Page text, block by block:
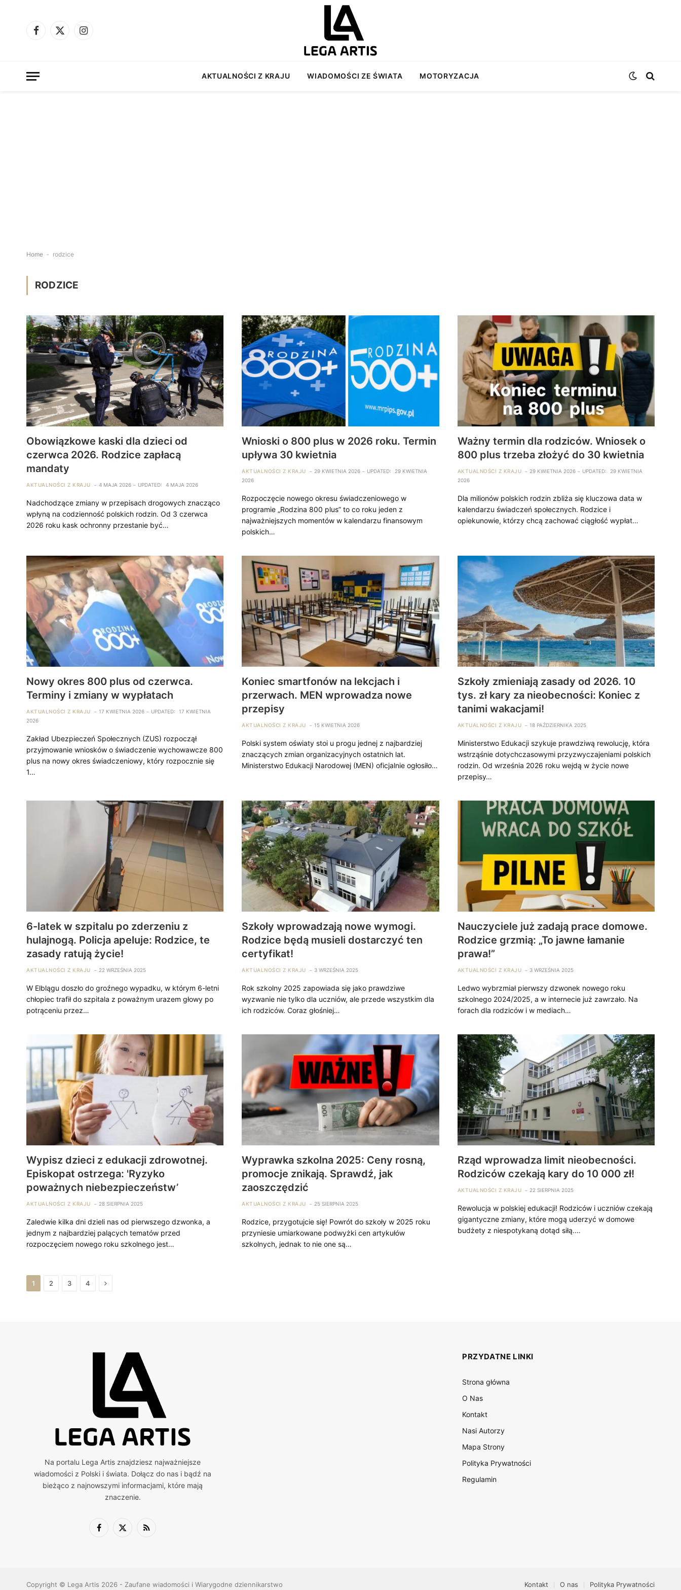
Facebook
X
Instagram
AKTUALNOŚCI Z KRAJU WIADOMOŚCI ZE ŚWIATA MOTORYZACJA
Home - rodzice
RODZICE
Obowiązkowe kaski dla dzieci od
czerwca 2026. Rodzice zapłacą
mandaty
AKTUALNOŚCI Z KRAJU 4 MAJA 2026 UPDATED: 4 MAJA 2026
Nadchodzące zmiany w przepisach drogowych znacząco
wpłyną na codzienność polskich rodzin. Od 3 czerwca
2026 roku kask ochronny przestanie być…
Wnioski o 800 plus w 2026 roku. Termin
upływa 30 kwietnia
AKTUALNOŚCI Z KRAJU 29 KWIETNIA 2026 UPDATED:
29 KWIETNIA
2026
Rozpoczęcie nowego okresu świadczeniowego w
programie „Rodzina 800 plus” to co roku jeden z
najważniejszych momentów w kalendarzu finansowym
polskich…
Ważny termin dla rodziców. Wniosek o
800 plus trzeba złożyć do 30 kwietnia
AKTUALNOŚCI Z KRAJU 29 KWIETNIA 2026 UPDATED:
29 KWIETNIA
2026
Dla milionów polskich rodzin zbliża się kluczowa data w
kalendarzu świadczeń społecznych. Rodzice i
opiekunowie, którzy chcą zachować ciągłość wypłat…
Nowy okres 800 plus od czerwca.
Terminy i zmiany w wypłatach
AKTUALNOŚCI Z KRAJU 17 KWIETNIA 2026 UPDATED:
17 KWIETNIA
2026
Zakład Ubezpieczeń Społecznych (ZUS) rozpoczął
przyjmowanie wniosków o świadczenie wychowawcze 800
plus na nowy okres świadczeniowy, który rozpocznie się
1…
Koniec smartfonów na lekcjach i
przerwach. MEN wprowadza nowe
przepisy
AKTUALNOŚCI Z KRAJU 15 KWIETNIA 2026
Polski system oświaty stoi u progu jednej z najbardziej
znaczących zmian organizacyjnych ostatnich lat.
Ministerstwo Edukacji Narodowej (MEN) oficjalnie ogłosiło…
Szkoły zmieniają zasady od 2026. 10
tys. zł kary za nieobecności: Koniec z
tanimi wakacjami!
AKTUALNOŚCI Z KRAJU 18 PAŹDZIERNIKA 2025
Ministerstwo Edukacji szykuje prawdziwą rewolucję, która
wstrząśnie dotychczasowymi przyzwyczajeniami polskich
rodzin. Od września 2026 roku wejdą w życie nowe
przepisy…
6-latek w szpitalu po zderzeniu z
hulajnogą. Policja apeluje: Rodzice, te
zasady ratują życie!
AKTUALNOŚCI Z KRAJU 22 WRZEŚNIA 2025
W Elblągu doszło do groźnego wypadku, w którym 6-letni
chłopiec trafił do szpitala z poważnym urazem głowy po
potrąceniu przez…
Szkoły wprowadzają nowe wymogi.
Rodzice będą musieli dostarczyć ten
certyfikat!
AKTUALNOŚCI Z KRAJU 3 WRZEŚNIA 2025
Rok szkolny 2025 zapowiada się jako prawdziwe
wyzwanie nie tylko dla uczniów, ale przede wszystkim dla
ich rodziców. Coraz głośniej…
Nauczyciele już zadają prace domowe.
Rodzice grzmią: „To jawne łamanie
prawa!”
AKTUALNOŚCI Z KRAJU 3 WRZEŚNIA 2025
Ledwo wybrzmiał pierwszy dzwonek nowego roku
szkolnego 2024/2025, a w internecie już zawrzało. Na
forach dla rodziców i w mediach…
Wypisz dzieci z edukacji zdrowotnej.
Episkopat ostrzega: 'Ryzyko
poważnych niebezpieczeństw’
AKTUALNOŚCI Z KRAJU 28 SIERPNIA 2025
Zaledwie kilka dni dzieli nas od pierwszego dzwonka, a
jednym z najbardziej palących tematów przed
rozpoczęciem nowego roku szkolnego jest…
Wyprawka szkolna 2025: Ceny rosną,
promocje znikają. Sprawdź, jak
zaoszczędzić
AKTUALNOŚCI Z KRAJU 25 SIERPNIA 2025
Rodzice, przygotujcie się! Powrót do szkoły w 2025 roku
przyniesie umiarkowane podwyżki cen artykułów
szkolnych, jednak to nie one są…
Rząd wprowadza limit nieobecności.
Rodziców czekają kary do 10 000 zł!
AKTUALNOŚCI Z KRAJU 22 SIERPNIA 2025
Rewolucja w polskiej edukacji! Rodziców i uczniów czekają
gigantyczne zmiany, które mogą uderzyć w domowe
budżety z niespotykaną dotąd siłą.…
1 2 3 4 Next
Na portalu Lega Artis znajdziesz najważniejsze
wiadomości z Polski i świata. Dołącz do nas i bądź na
bieżąco z najnowszymi informacjami, które mają
znaczenie.
Facebook
X
RSS
PRZYDATNE LINKI
Strona główna
O Nas
Kontakt
Nasi Autorzy
Mapa Strony
Polityka Prywatności
Regulamin
Copyright © Lega Artis 2026 - Zaufane wiadomości i Wiarygodne dziennikarstwo Kontakt O nas Polityka Prywatności